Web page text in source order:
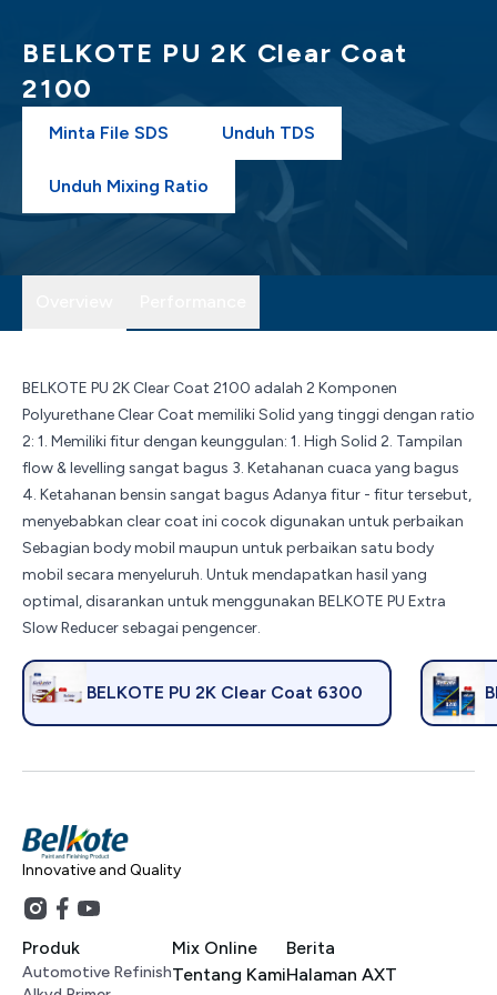
BELKOTE PU 2K Clear Coat
2100
Minta File SDS Unduh TDS
Unduh Mixing Ratio
BELKOTE PU 2K Clear Coat 2100 adalah 2 Komponen
Polyurethane Clear Coat memiliki Solid yang tinggi dengan ratio
2: 1. Memiliki fitur dengan keunggulan: 1. High Solid 2. Tampilan
flow & levelling sangat bagus 3. Ketahanan cuaca yang bagus
4. Ketahanan bensin sangat bagus Adanya fitur - fitur tersebut,
menyebabkan clear coat ini cocok digunakan untuk perbaikan
Sebagian body mobil maupun untuk perbaikan satu body
mobil secara menyeluruh. Untuk mendapatkan hasil yang
optimal, disarankan untuk menggunakan BELKOTE PU Extra
Slow Reducer sebagai pengencer.
BELKOTE PU 2K Clear Coat 6300
Innovative and Quality
Produk
Automotive Refinish
Mix Online
Tentang Kami
Berita
Halaman AXT